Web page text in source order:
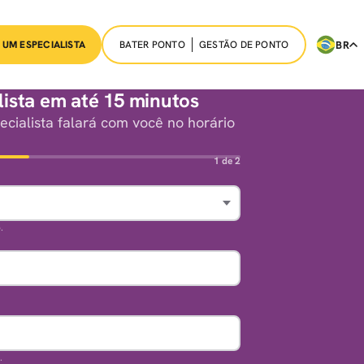
ESPECIALISTA BATER PONTO GESTÃO DE PONTO BR
em até 15 minutos
falará com você no horário
1 de 2